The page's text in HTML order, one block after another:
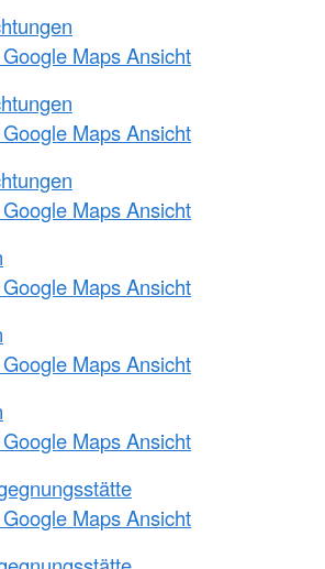
Maps Ansicht
Maps Ansicht
Maps Ansicht
Maps Ansicht
Maps Ansicht
Maps Ansicht
Maps Ansicht